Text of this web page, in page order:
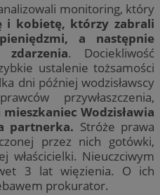
monitoring, który
i kobietę, którzy zabrali
a następnie
. Dociekliwość
ustalenie tożsamości
dni później wodzisławscy
przywłaszczenia,
Wodzisławia
partnerka. Stróże prawa
przez nich gotówki,
właścicielki. Nieuczciwym
3 lat więzienia. O ich
prokurator.